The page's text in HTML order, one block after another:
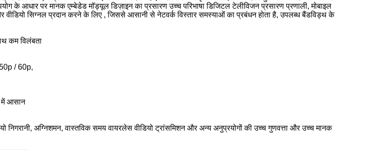
के आधार पर मानक एम्बेडेड मॉड्यूल डिज़ाइन का प्रसारण उच्च परिभाषा डिजिटल टेलीविजन प्रसारण प्रणाली, मोबाइल
वीडियो सिग्नल प्रदान करने के लिए , जिससे आसानी से नेटवर्क विस्तार समस्याओं का प्रबंधन होता है, उपलब्ध बैंडविड्थ के
कम विलंबता
/ 60p,
में आसान
निगरानी, ​​अग्निशमन, वास्तविक समय वायरलेस वीडियो ट्रांसमिशन और अन्य अनुप्रयोगों की उच्च गुणवत्ता और उच्च मानक